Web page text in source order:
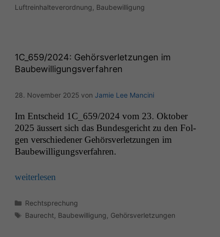
Luftreinhalteverordnung Baubewilligung
1C_659/2024: Gehörsverletzungen im
Baubewilligungsverfahren
28. November 2025 von Jamie Lee Mancini
Im Entscheid 1C_659/2024 vom 23. Okto­ber
2025 äussert sich das Bun­des­gericht zu den Fol­
gen ver­schieden­er Gehörsver­let­zun­gen im
Baubewilligungsverfahren.
weit­er­lesen
Kategorien
Rechtsprechung
Schlagwörter
Baurecht Baubewilligung Gehörsverletzungen